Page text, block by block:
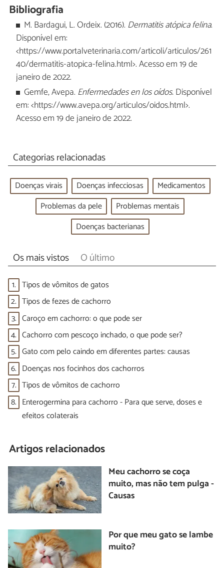
Bibliografia
M. Bardagui, L. Ordeix. (2016). Dermatitis atópica felina.
Disponível em:
<https://www.portalveterinaria.com/articoli/articulos/261
40/dermatitis-atopica-felina.html>. Acesso em 19 de
janeiro de 2022.
Gemfe, Avepa. Enfermedades en los oídos.Disponível
em: <https://www.avepa.org/articulos/oidos.html>.
Acesso em 19 de janeiro de 2022.
Categorias relacionadas
Doenças virais Doenças infecciosas
Medicamentos
Problemas da pele
Problemas mentais
Doenças bacterianas
Os mais vistos O último
1. Tipos de vômitos de gatos
2. Tipos de fezes de cachorro
3. Caroço em cachorro: o que pode ser
4. Cachorro com pescoço inchado, o que pode ser?
5. Gato com pelo caindo em diferentes partes: causas
6. Doenças nos focinhos dos cachorros
7. Tipos de vômitos de cachorro
8. Enterogermina para cachorro - Para que serve, doses e
efeitos colaterais
Artigos relacionados
Meu cachorro se coça
muito, mas não tem pulga -
Causas
Por que meu gato se lambe
muito?